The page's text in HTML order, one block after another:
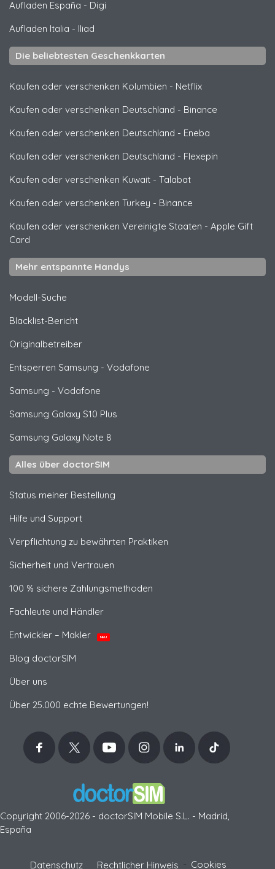
Aufladen España - Digi
Aufladen Italia - Iliad
Die beliebtesten Geschenkkarten
Kaufen oder verschenken Kolumbien - Netflix
Kaufen oder verschenken Deutschland - Binance
Kaufen oder verschenken Deutschland - Eneba
Kaufen oder verschenken Deutschland - Flexepin
Kaufen oder verschenken Kuwait - Talabat
Kaufen oder verschenken Turkey - Binance
Kaufen oder verschenken Vereinigte Staaten - Apple Gift
Card
Mehr entspannte Handys
Modell-Suche
Blacklist-Bericht
Originalbetreiber
Entsperren Samsung - Vodafone
Samsung - Vodafone
Samsung Galaxy S10 Plus
Samsung Galaxy Note 8
Alles über doctorSIM
Status meiner Bestellung
Hilfe und Support
Verpflichtung zu bewährten Praktiken
Sicherheit und Vertrauen
100 % sichere Zahlungsmethoden
Fachleute und Händler
Entwickler – Makler
NEU
Blog doctorSIM
Über uns
Über 25.000 echte Bewertungen!
Copyright 2006-2026 - doctorSIM Mobile S.L. - Madrid,
España
Datenschutz Rechtlicher Hinweis Cookies